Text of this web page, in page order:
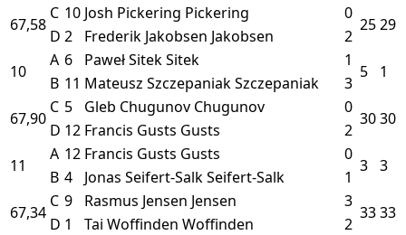
67,58
C 10 Josh Pickering Pickering 0
2529
D 2 Frederik Jakobsen Jakobsen
2
10
A 6 Paweł SitekSitek 1
5 1
B 11 Mateusz SzczepaniakSzczepaniak
3
67,90
C 5 Gleb Chugunov Chugunov 0
3030
D 12 Francis Gusts Gusts
2
11
A 12 Francis Gusts Gusts 0
3 3
B 4 Jonas Seifert-SalkSeifert-Salk
1
67,34
C 9 Rasmus Jensen Jensen 3
3333
D 1 Tai Woffinden Woffinden
2